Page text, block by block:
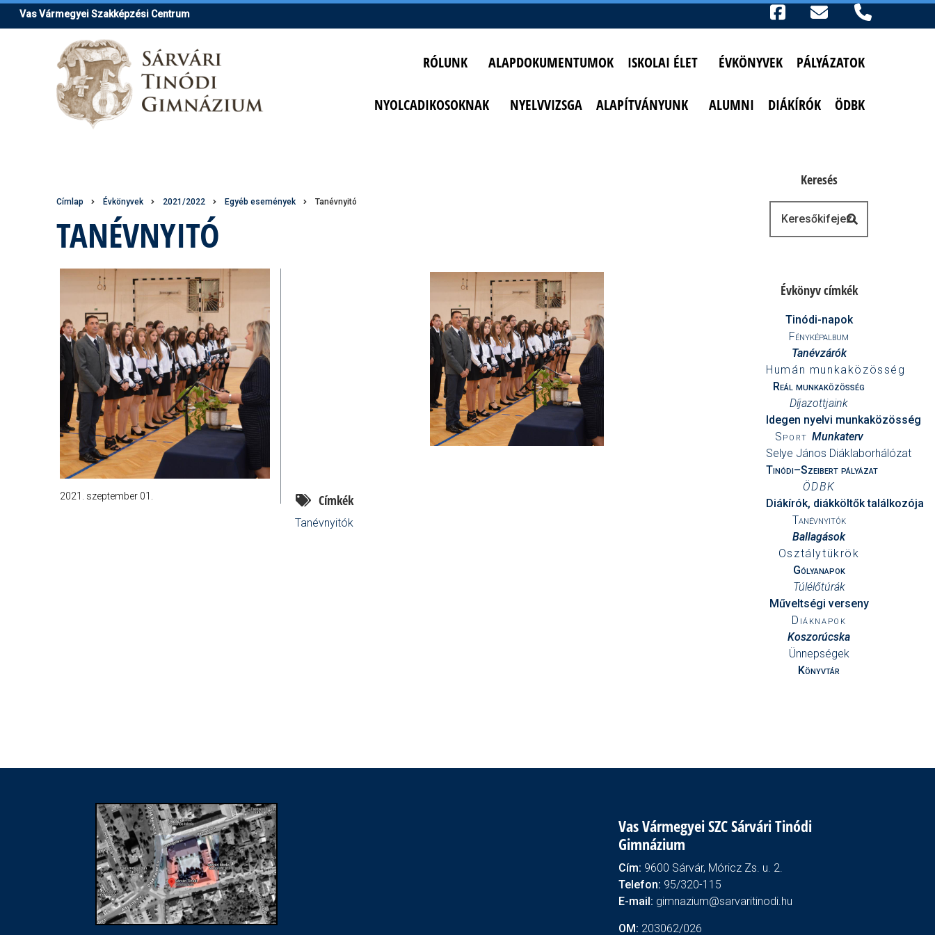
UgrásVas Vármegyei Szakképzési Centrum
RÓLUNK ALAPDOKUMENTUMOK ISKOLAI ÉLET ÉVKÖNYVEK PÁLYÁZATOK
NYOLCADIKOSOKNAK NYELVVIZSGA ALAPÍTVÁNYUNK ALUMNI DIÁKÍRÓK ÖDBK
Morzsa
Címlap Évkönyvek 2021/2022 Egyéb események Tanévnyitó
TANÉVNYITÓ
Címkék
Tanévnyitók
2021. szeptember 01.
Keresés
Évkönyv címkék
Tinódi-napok
Fényképalbum
Tanévzárók
Humán munkaközösség
Reál munkaközösség
Díjazottjaink
Idegen nyelvi munkaközösség
Sport Munkaterv
Selye János Diáklaborhálózat
Tinódi–Szeibert pályázat
ÖDBK
Diákírók, diákköltők találkozója
Tanévnyitók
Ballagások
Osztálytükrök
Gólyanapok
Túlélőtúrák
Műveltségi verseny
Diáknapok
Koszorúcska
Ünnepségek
Könyvtár
Vas Vármegyei SZC Sárvári Tinódi
Gimnázium
Cím: 9600 Sárvár, Móricz Zs. u. 2.
Telefon: 95/320-115
E-mail: gimnazium@sarvaritinodi.hu
OM: 203062/026